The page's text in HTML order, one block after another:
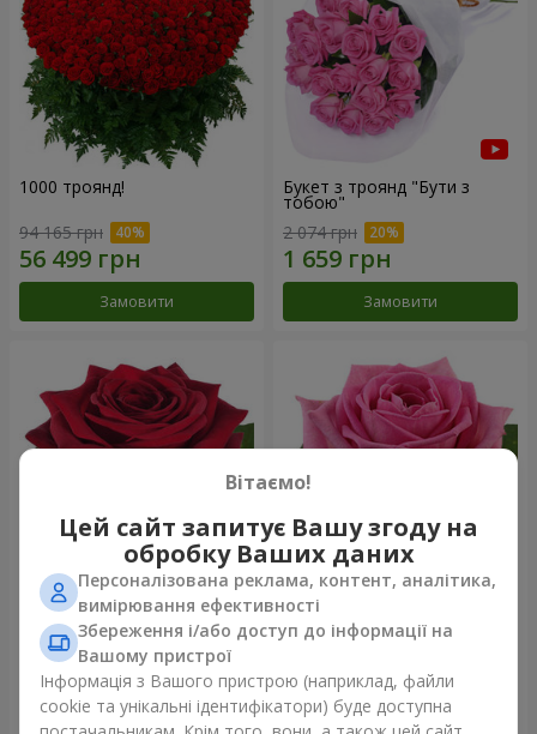
1000 троянд!
94 165 грн
Замовити
Букет з троянд "Бути з
тобою"
2 074 грн
Замовити
Червона троянда
(поштучно)
Замовити
Рожева троянда (поштучно)
Замовити
Вітаємо!
Цей сайт запитує Вашу згоду на
обробку Ваших даних
Персоналізована реклама, контент, аналітика,
вимірювання ефективності
Збереження і/або доступ до інформації на
Вашому пристрої
Інформація з Вашого пристрою (наприклад, файли
cookie та унікальні ідентифікатори) буде доступна